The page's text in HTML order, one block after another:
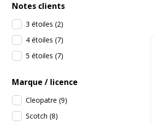
Notes clients
3 étoiles (2)
4 étoiles (7)
5 étoiles (7)
Marque / licence
Cleopatre (9)
Scotch (8)